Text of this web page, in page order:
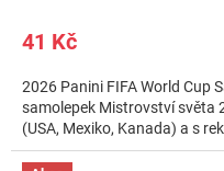
41 Kč
2026 Panini FIFA World Cup
samolepek Mistrovství světa
(USA, Mexiko, Kanada) a s